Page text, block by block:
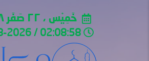
خَمِيْس ، ٢٢ صَفَر ١٤٤٨